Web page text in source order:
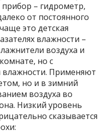
– гидрометр,
от постоянного
это детская
влажности –
воздуха и
но с
Применяют
но и в зимний
воздуха во
Низкий уровень
сказывается